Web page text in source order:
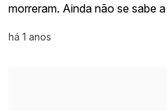
morreram. Ainda não se sabe
há 1 anos